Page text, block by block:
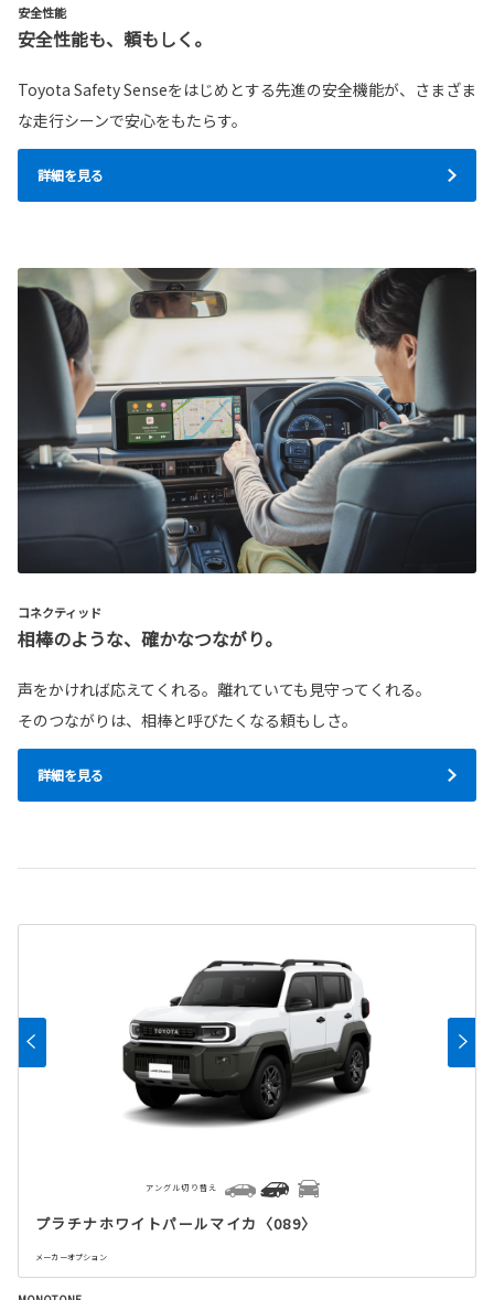
安全性能
安全性能も、頼もしく。
Toyota Safety Senseをはじめとする先進の安全機能が、さまざま
な走行シーンで安心をもたらす。
詳細を見る
コネクティッド
相棒のような、確かなつながり。
声をかければ応えてくれる。離れていても見守ってくれる。
そのつながりは、相棒と呼びたくなる頼もしさ。
詳細を見る
プラチナホワイトパールマイカ〈089〉
メーカーオプション
アングル切り替え